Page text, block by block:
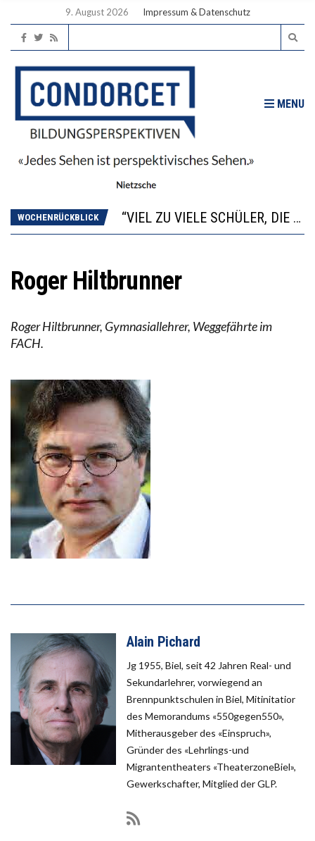
9. August 2026 Impressum & Datenschutz
MENU
WOCHENRÜCKBLICK
“VIEL ZU VIELE SCHÜLER, DIE GEMESSEN AN IHREN FÄHIGKEITEN GAR NICHT ANS GYMNASIUM GEHÖREN”
DIE GANZE HILFLOSIGKEIT DES BILDUNGSBÜRGERTUMS
Roger Hiltbrunner
Roger Hiltbrunner, Gymnasiallehrer, Weggefährte im
FACH.
Alain Pichard
Jg 1955, Biel, seit 42 Jahren Real- und
Sekundarlehrer, vorwiegend an
Brennpunktschulen in Biel, Mitinitatior
des Memorandums «550gegen550»,
Mitherausgeber des «Einspruch»,
Gründer des «Lehrlings-und
Migrantentheaters «TheaterzoneBiel»,
Gewerkschafter, Mitglied der GLP.